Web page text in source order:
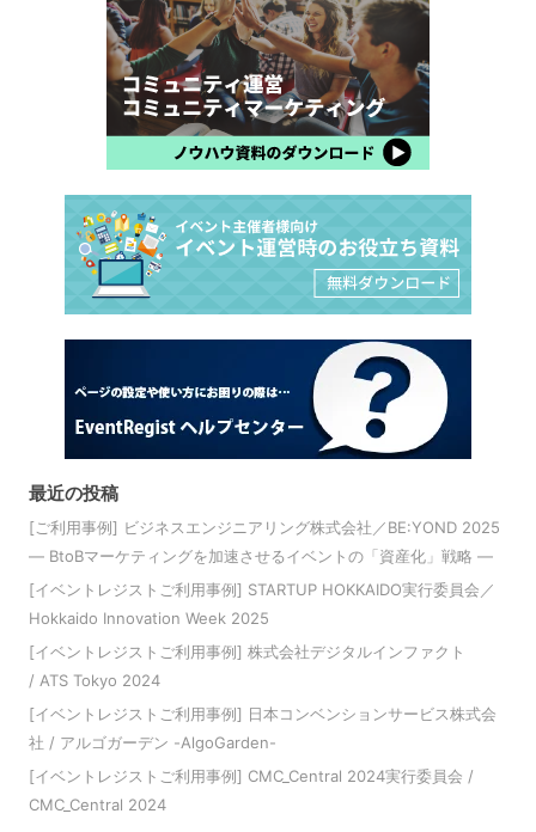
最近の投稿
[ご利用事例] ビジネスエンジニアリング株式会社／BE:YOND 2025
― BtoBマーケティングを加速させるイベントの「資産化」戦略 ―
[イベントレジストご利用事例] STARTUP HOKKAIDO実行委員会／
Hokkaido Innovation Week 2025
[イベントレジストご利用事例] 株式会社デジタルインファクト
/ ATS Tokyo 2024
[イベントレジストご利用事例] 日本コンベンションサービス株式会
社 / アルゴガーデン -AlgoGarden-
[イベントレジストご利用事例] CMC_Central 2024実行委員会 /
CMC_Central 2024